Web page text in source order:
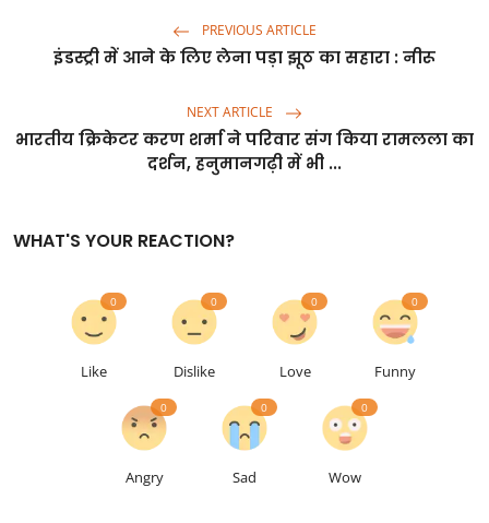
PREVIOUS ARTICLE
इंडस्ट्री में आने के लिए लेना पड़ा झूठ का सहारा : नीरू
NEXT ARTICLE
भारतीय क्रिकेटर करण शर्मा ने परिवार संग किया रामलला का
दर्शन, हनुमानगढ़ी में भी ...
WHAT'S YOUR REACTION?
Like
0
Dislike
0
Love
0
Funny
0
Angry
0
Sad
0
Wow
0